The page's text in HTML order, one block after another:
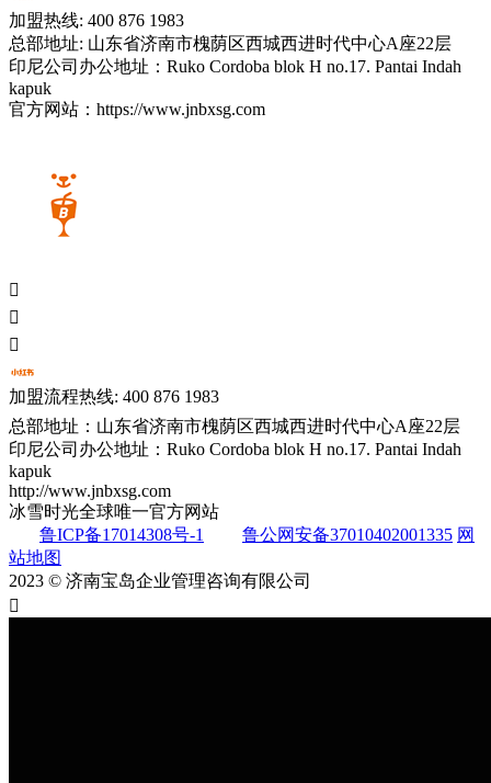
加盟热线: 400 876 1983
总部地址: 山东省济南市槐荫区西城西进时代中心A座22层
印尼公司办公地址：Ruko Cordoba blok H no.17. Pantai Indah
kapuk
官方网站：https://www.jnbxsg.com



加盟流程热线: 400 876 1983
总部地址：山东省济南市槐荫区西城西进时代中心A座22层
印尼公司办公地址：Ruko Cordoba blok H no.17. Pantai Indah
kapuk
http://www.jnbxsg.com
冰雪时光全球唯一官方网站
鲁ICP备17014308号-1
鲁公网安备37010402001335 网
站地图
2023 © 济南宝岛企业管理咨询有限公司
